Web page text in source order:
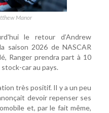
Manor
le retour d’Andrew
saison 2026 de NASCAR
Ranger prendra part à 10
car au pays.
très positif. Il y a un peu
devoir repenser ses
et, par le fait même,